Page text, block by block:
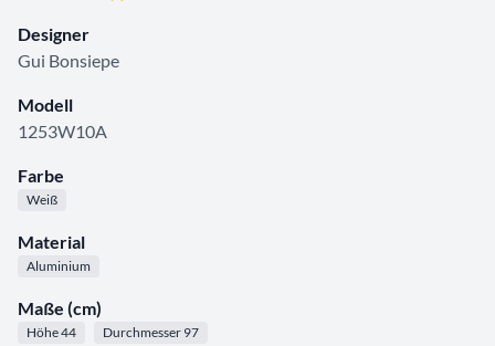
Designer
Gui Bonsiepe
Modell
1253W10A
Farbe
Weiß
Material
Aluminium
Maße (cm)
Höhe 44 Durchmesser 97